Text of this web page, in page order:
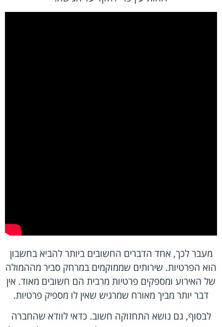
מעבר לכך, אחד הדברים החשובים ביותר להביא בחשבון
הוא הפרטיות. שירותים שממוקמים במרחק סביר מההמולה
של האירוע ומספקים פרטיות מרבית הם חשובים מאוד. אין
דבר יותר מביך מאורח שמרגיש שאין לו מספיק פרטיות.
לבסוף, גם נושא התחזוקה חשוב. כדאי לוודא שהחברה